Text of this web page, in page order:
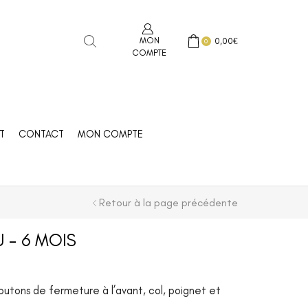
MON
COMPTE
0 0,00€
CONTACT MON COMPTE
Retour à la page précédente
– 6 MOIS
de fermeture à l’avant, col, poignet et